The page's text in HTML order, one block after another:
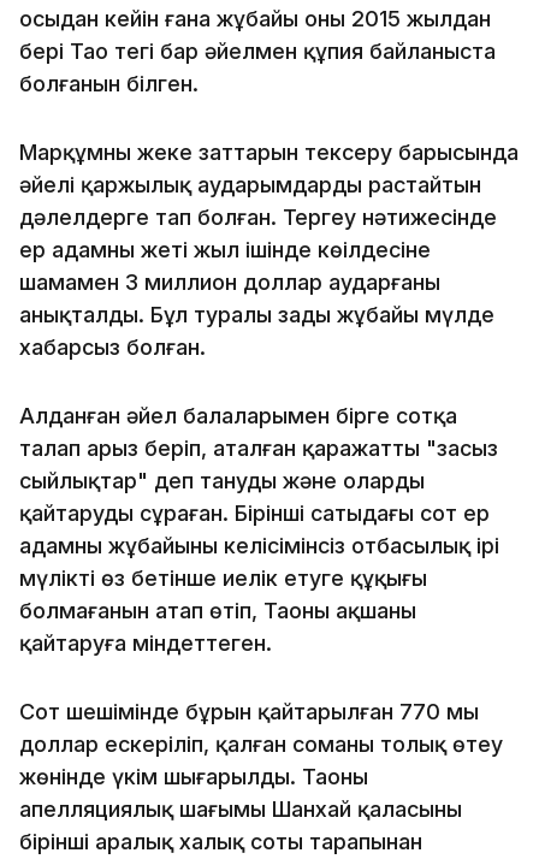
осыдан кейін ғана жұбайы оның 2015 жылдан
бері Тао тегі бар әйелмен құпия байланыста
болғанын білген.
Марқұмның жеке заттарын тексеру барысында
әйелі қаржылық аударымдарды растайтын
дәлелдерге тап болған. Тергеу нәтижесінде
ер адамның жеті жыл ішінде көңілдесіне
шамамен 3 миллион доллар аударғаны
анықталды. Бұл туралы заңды жұбайы мүлде
хабарсыз болған.
Алданған әйел балаларымен бірге сотқа
талап арыз беріп, аталған қаражатты "заңсыз
сыйлықтар" деп тануды және оларды
қайтаруды сұраған. Бірінші сатыдағы сот ер
адамның жұбайының келісімінсіз отбасылық ірі
мүлікті өз бетінше иелік етуге құқығы
болмағанын атап өтіп, Таоны ақшаны
қайтаруға міндеттеген.
Сот шешімінде бұрын қайтарылған 770 мың
доллар ескеріліп, қалған соманы толық өтеу
жөнінде үкім шығарылды. Таоның
апелляциялық шағымы Шанхай қаласының
бірінші аралық халық соты тарапынан